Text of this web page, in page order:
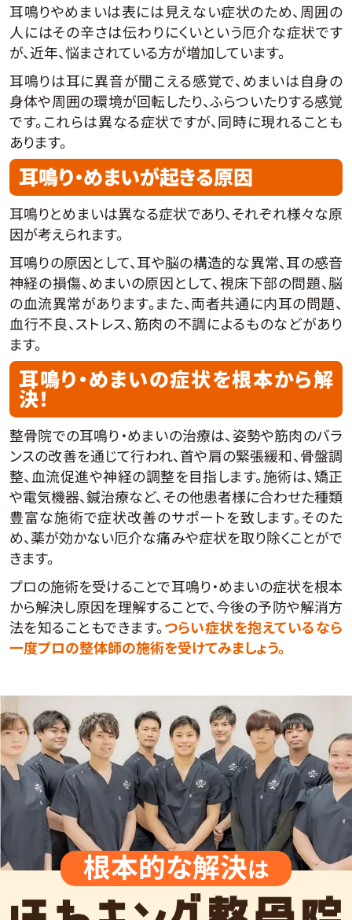
耳鳴りやめまいは表には見えない症状のため、周囲の
人にはその辛さは伝わりにくいという厄介な症状です
が、近年、悩まされている方が増加しています。
耳鳴りは耳に異音が聞こえる感覚で、めまいは自身の
身体や周囲の環境が回転したり、ふらついたりする感覚
です。これらは異なる症状ですが、同時に現れることも
あります。
耳鳴り・めまいが起きる原因
耳鳴りとめまいは異なる症状であり、それぞれ様々な原
因が考えられます。
耳鳴りの原因として、耳や脳の構造的な異常、耳の感音
神経の損傷、めまいの原因として、視床下部の問題、脳
の血流異常があります。また、両者共通に内耳の問題、
血行不良、ストレス、筋肉の不調によるものなどがあり
ます。
耳鳴り・めまいの症状を根本から解
決！
整骨院での耳鳴り・めまいの治療は、姿勢や筋肉のバラ
ンスの改善を通じて行われ、首や肩の緊張緩和、骨盤調
整、血流促進や神経の調整を目指します。施術は、矯正
や電気機器、鍼治療など、その他患者様に合わせた種類
豊富な施術で症状改善のサポートを致します。そのた
め、薬が効かない厄介な痛みや症状を取り除くことがで
きます。
プロの施術を受けることで耳鳴り・めまいの症状を根本
から解決し原因を理解することで、今後の予防や解消方
法を知ることもできます。つらい症状を抱えているなら
一度プロの整体師の施術を受けてみましょう。
根本的な解決は